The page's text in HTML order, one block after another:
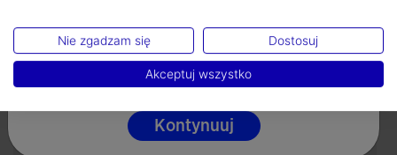
Język
Polski
Kontynuuj
Nie zgadzam się Dostosuj
Akceptuj wszystko